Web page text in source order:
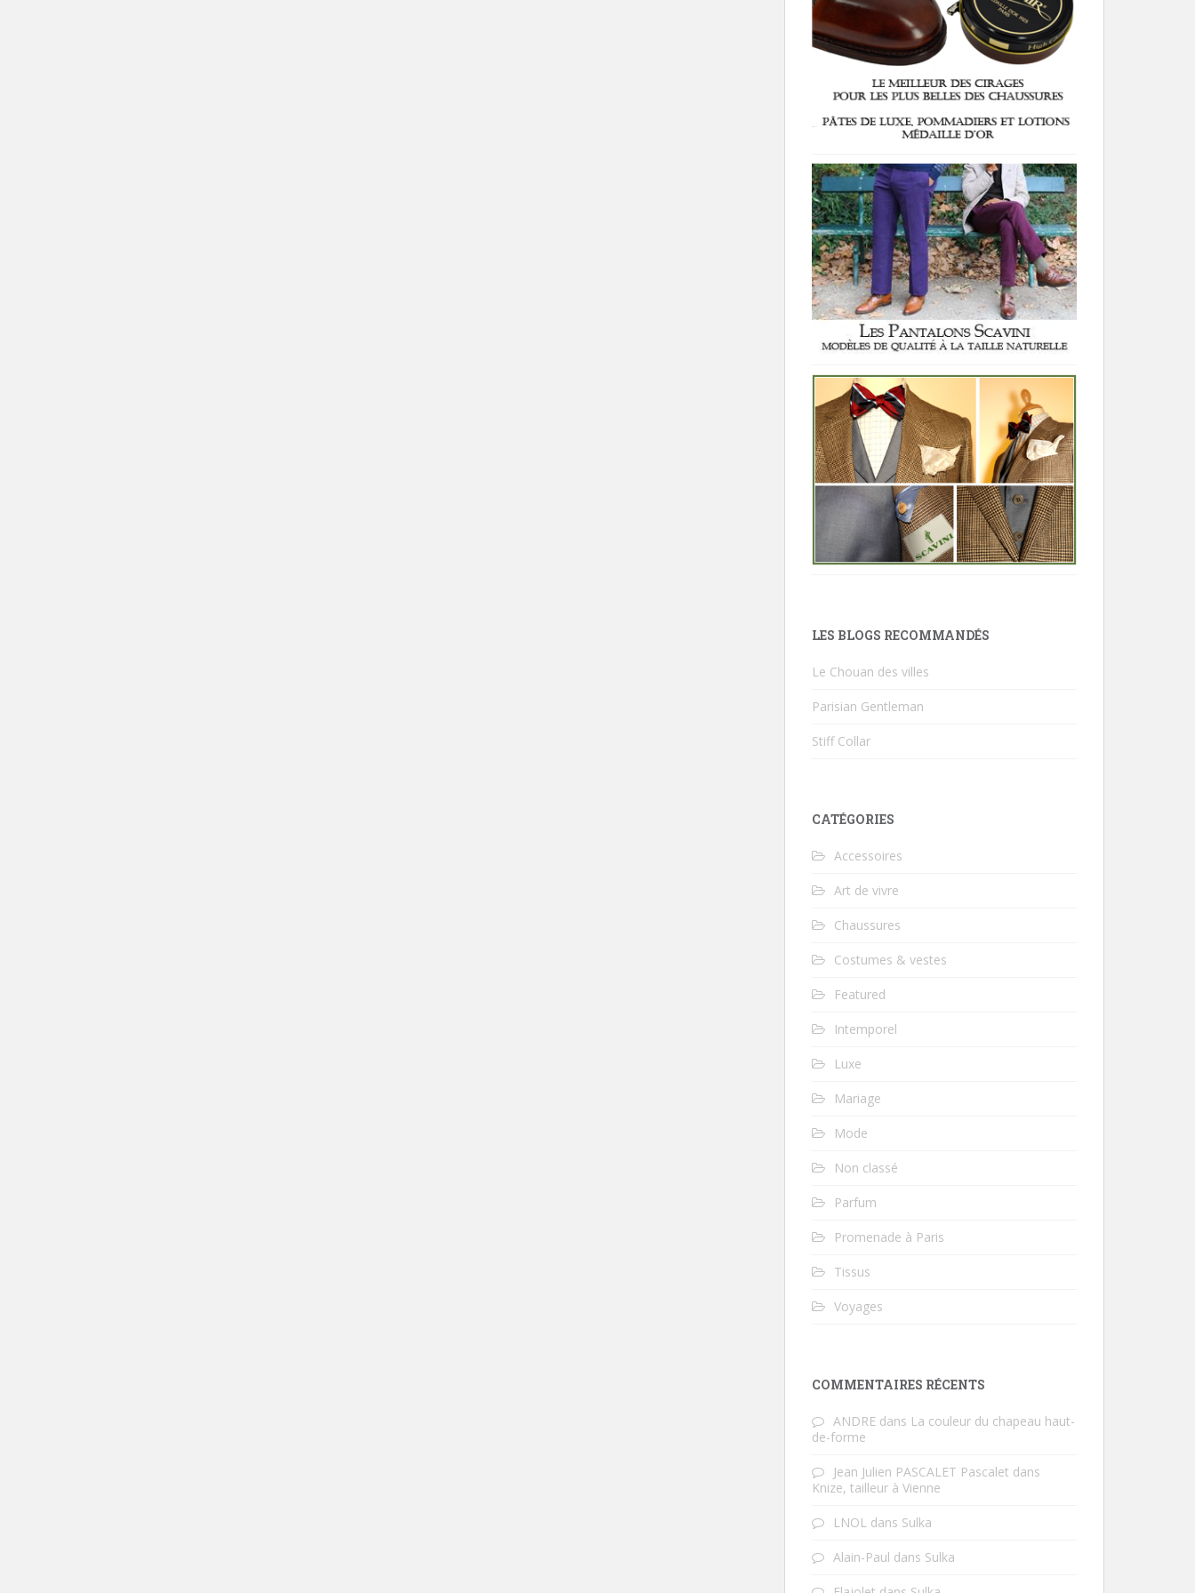
LES BLOGS RECOMMANDÉS
Le Chouan des villes
Parisian Gentleman
Stiff Collar
CATÉGORIES
Accessoires
Art de vivre
Chaussures
Costumes & vestes
Featured
Intemporel
Luxe
Mariage
Mode
Non classé
Parfum
Promenade à Paris
Tissus
Voyages
COMMENTAIRES RÉCENTS
ANDRE dans La couleur du chapeau haut-
de-forme
Jean Julien PASCALET Pascalet dans
Knize, tailleur à Vienne
LNOL dans Sulka
Alain-Paul dans Sulka